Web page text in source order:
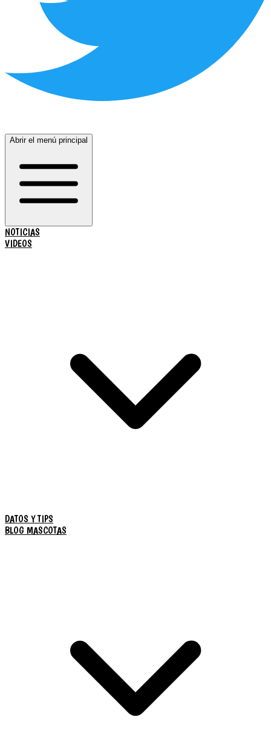
Abrir el menú principal
NOTICIAS
VIDEOS
DATOS Y TIPS
BLOG MASCOTAS